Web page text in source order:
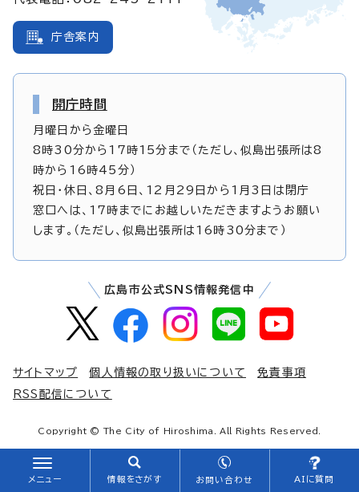
メニュー 情報をさがす お問い合わせ AIに質問
庁舎案内
開庁時間
月曜日から金曜日
8時30分から17時15分まで（ただし、似島出張所は8
時から16時45分）
祝日・休日、8月6日、12月29日から1月3日は閉庁
窓口へは、17時までにお越しいただきますようお願い
します。（ただし、似島出張所は16時30分まで）
広島市公式SNS情報発信中
サイトマップ 個人情報の取り扱いについて
免責事項
RSS配信について
Copyright © The City of Hiroshima. All Rights Reserved.